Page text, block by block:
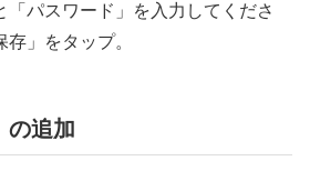
「パスワード」を入力してくださ
」をタップ。
の追加